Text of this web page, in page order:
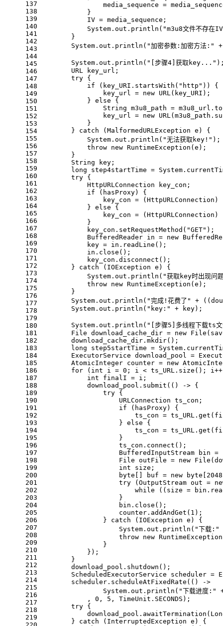
137
138
139
140
141
142
143
144
145
146
147
148
149
150
151
152
153
154
155
156
157
158
159
160
161
162
163
164
165
166
167
168
169
170
171
172
173
174
175
176
177
178
179
180
181
182
183
184
185
186
187
188
189
190
191
192
193
194
195
196
197
198
199
200
201
202
203
204
205
206
207
208
209
210
211
212
213
214
215
216
217
218
219
media_sequence =
            }
            IV = media_sequence;
            System.out.println(
"m3u8文件不存在
        }
        System.out.println(
"加密参数:加密方法:"
        System.out.println(
"[步骤4]获取key..."
        URL key_url;
try {
if (key_URI.startsWith( "http" )) {
                key_url =
new URL (key_URI);
            }
else {
String m3u8_path =
                key_url =
new URL
            }
        }
catch (MalformedURLException e) {
            System.out.println(
"无法获取key!" );
throw new RuntimeException (e);
        }
        String key;
long
step4startTime =
try {
            HttpURLConnection key_con;
if (hasProxy) {
key_con = (HttpURLConnection)
            }
else {
key_con = (HttpURLConnection)
            }
            key_con.setRequestMethod(
"GET" );
BufferedReader in = new
            key = in.readLine();
            in.close();
            key_con.disconnect();
        }
catch (IOException e) {
            System.out.println(
"获取key时出现问
throw new RuntimeException (e);
        }
        System.out.println(
"完成!花费了" + ((
        System.out.println(
"key:" + key);
        System.out.println(
"[步骤5]多线程下载ts
File download_cache_dir = new File
        download_cache_dir.mkdir();
long
step5startTime =
ExecutorService download_pool =
AtomicInteger counter = new
for ( int i = 0 ; i < ts_URL.size();
int
finalI = i;
            download_pool.submit(() -> {
try {
                    URLConnection ts_con;
if (hasProxy) {
ts_con =
                    }
else {
ts_con =
                    }
                    ts_con.connect();
BufferedInputStream
bin =
File outFile = new File
int size;
byte [] buf = new byte [ 2048
try (OutputStream out =
while ((size =
                    }
                    bin.close();
                    counter.addAndGet(
1 );
                }
catch (IOException e) {
                    System.out.println(
"下载:"
throw new RuntimeException
                }
            });
        }
        download_pool.shutdown();
ScheduledExecutorService
scheduler =
        scheduler.scheduleAtFixedRate(() ->
                System.out.println(
"下载进度:"
            ,
0 , 5 , TimeUnit.SECONDS);
try {
        }
catch (InterruptedException e) {